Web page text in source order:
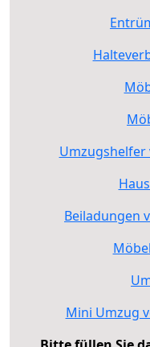
Umzugshelfer
Beiladungen
Mini Umzug